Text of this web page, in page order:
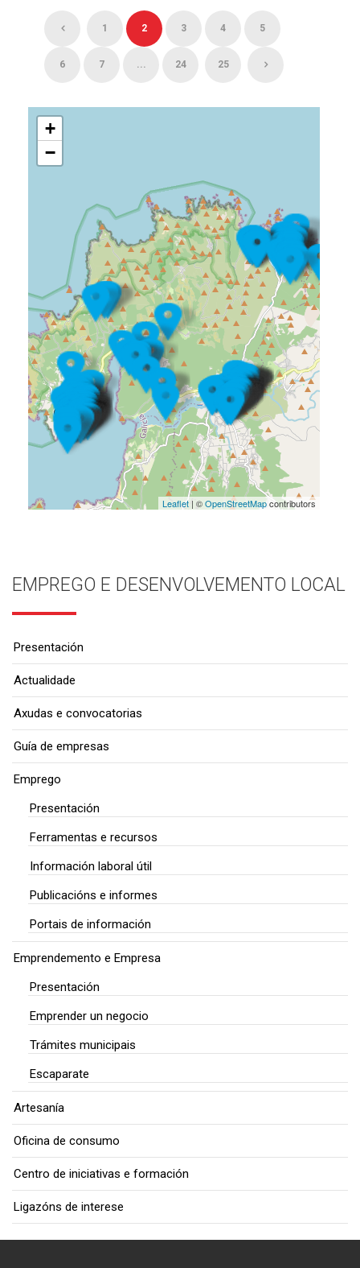
1 2 3 4 5
6 7 ... 24 25
+
−
Leaflet| ©OpenStreetMapcontributors
EMPREGO E DESENVOLVEMENTO LOCAL
Presentación
Actualidade
Axudas e convocatorias
Guía de empresas
Emprego
Presentación
Ferramentas e recursos
Información laboral útil
Publicacións e informes
Portais de información
Emprendemento e Empresa
Presentación
Emprender un negocio
Trámites municipais
Escaparate
Artesanía
Oficina de consumo
Centro de iniciativas e formación
Ligazóns de interese